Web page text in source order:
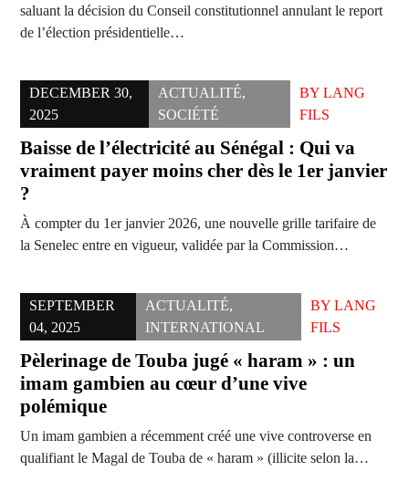
saluant la décision du Conseil constitutionnel annulant le report
de l’élection présidentielle…
DECEMBER 30,
2025
ACTUALITÉ,
SOCIÉTÉ
BY LANG
FILS
Baisse de l’électricité au Sénégal : Qui va
vraiment payer moins cher dès le 1er janvier
?
À compter du 1er janvier 2026, une nouvelle grille tarifaire de
la Senelec entre en vigueur, validée par la Commission…
SEPTEMBER
04, 2025
ACTUALITÉ,
INTERNATIONAL
BYLANG
FILS
Pèlerinage de Touba jugé « haram » : un
imam gambien au cœur d’une vive
polémique
Un imam gambien a récemment créé une vive controverse en
qualifiant le Magal de Touba de « haram » (illicite selon la…